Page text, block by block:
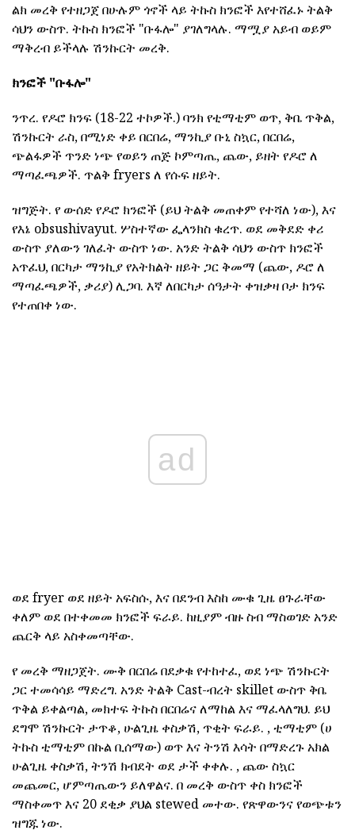
ልክ መረቅ የተዘጋጀ በሁሉም ጎኖች ላይ ትኩስ ክንፎች እየተሸፈኑ ትልቅ
ሳህን ውስጥ. ትኩስ ክንፎች "ቡፋሎ" ያገለግላሉ. ማሟያ አይብ ወይም
ማቅረብ ይችላሉ ሽንኩርት መረቅ.
ክንፎች "ቡፋሎ"
ንጥረ. የዶሮ ክንፍ (18-22 ተኮዎች.) ባንክ የቲማቲም ወጥ, ቅቤ ጥቅል,
ሽንኩርት ራስ, በሚነድ ቀይ በርበሬ, ማንኪያ ቡኒ ስኳር, በርበሬ,
ጭልፋዎች ጥንድ ነጭ የወይን ጠጅ ኮምጣጤ, ጨው, ይዘት የዶሮ ለ
ማጣፈጫዎች. ጥልቅ fryers ለ የሱፍ ዘይት.
ዝግጅት. የ ውሰድ የዶሮ ክንፎች (ይህ ትልቅ መጠቀም የተሻለ ነው), እና
የእኔ obsushivayut. ሦስተኛው ፌላንክስ ቁረጥ. ወደ መቅደድ ቀሪ
ውስጥ ያለውን ገለፈት ውስጥ ነው. አንድ ትልቅ ሳህን ውስጥ ክንፎች
አጥፈህ, በርካታ ማንኪያ የአትክልት ዘይት ጋር ቅመማ (ጨው, ዶሮ ለ
ማጣፈጫዎች, ቃሪያ) ሊጋባ. እኛ ለበርካታ ሰዓታት ቀዝቃዛ ቦታ ክንፍ
የተጠበቀ ነው.
ad
ወደ fryer ወደ ዘይት አፍስሱ, እና በደንብ እስከ ሙቁ ጊዜ ፀጉራቸው
ቀለም ወደ በተቀመመ ክንፎች ፍራይ. ከዚያም ብዙ ስብ ማስወገድ አንድ
ጨርቅ ላይ አስቀመጣቸው.
የ መረቅ ማዘጋጀት. ሙቅ በርበሬ በደቃቁ የተከተፈ, ወደ ነጭ ሽንኩርት
ጋር ተመሳሳይ ማድረግ. አንድ ትልቅ Cast-ብረት skillet ውስጥ ቅቤ
ጥቅል ይቀልጣል, መክተፍ ትኩስ በርበሬና ለማከል እና ማፈላለግህ. ይህ
ደግሞ ሽንኩርት ታጥቆ, ሁልጊዜ ቀስቃሽ, ጥቂት ፍራይ. , ቲማቲም (ሀ
ትኩስ ቲማቲም በኩል ቢሰማው) ወጥ እና ትንሽ እሳት በማድረጉ አክል
ሁልጊዜ ቀስቃሽ, ትንሽ ክብደት ወደ ታች ቀቀሉ. , ጨው ስኳር
መጨመር, ሆምጣጤውን ይለዋልና. በ መረቅ ውስጥ ቀስ ክንፎች
ማስቀመጥ እና 20 ደቂቃ ያህል stewed መተው. የጽዋውንና የወጭቱን
ዝግጁ ነው.